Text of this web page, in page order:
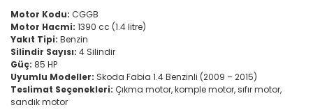
Motor Kodu: CGGB
Motor Hacmi: 1390 cc (1.4 litre)
Yakıt Tipi: Benzin
Silindir Sayısı: 4 Silindir
Güç: 85 HP
Uyumlu Modeller: Skoda Fabia 1.4 Benzinli (2009 – 2015)
Teslimat Seçenekleri: Çıkma motor, komple motor, sıfır motor,
sandık motor